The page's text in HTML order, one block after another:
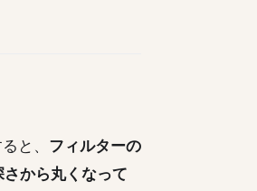
と、 フィルターの
から丸くなって